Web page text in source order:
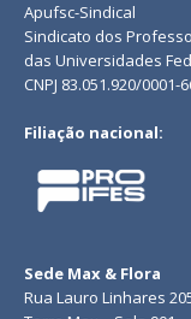
Apufsc-Sindical
Sindicato dos
das Universidades
CNPJ 83.051.920/0001-
Filiação nacional:
Sede Max & Flora
Rua Lauro Linhares